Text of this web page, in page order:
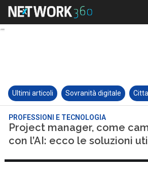
Ultimi articoli Sovranità digitale
PROFESSIONI E TECNOLOGIA
Project manager, come
con l’AI: ecco le soluzioni